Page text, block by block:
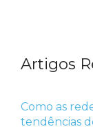
Artigos
Como as
tendências